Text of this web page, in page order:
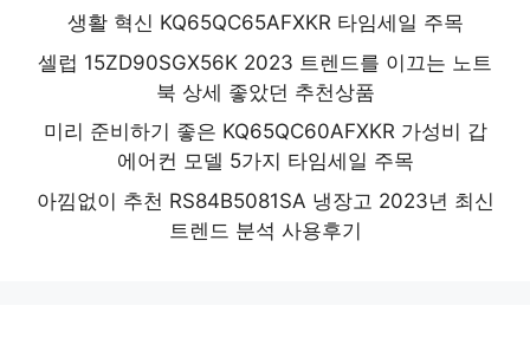
생활 혁신 KQ65QC65AFXKR 타임세일 주목
셀럽 15ZD90SGX56K 2023 트렌드를 이끄는 노트
북 상세 좋았던 추천상품
미리 준비하기 좋은 KQ65QC60AFXKR 가성비 갑
에어컨 모델 5가지 타임세일 주목
아낌없이 추천 RS84B5081SA 냉장고 2023년 최신
트렌드 분석 사용후기